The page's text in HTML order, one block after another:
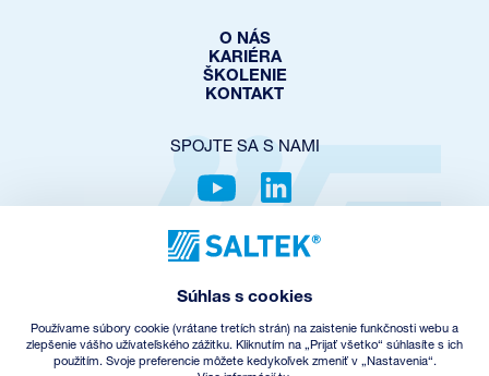
O NÁS
KARIÉRA
ŠKOLENIE
KONTAKT
SPOJTE SA S NAMI
OCHRANA SÚKROMIA
NASTAVENIE COOKIES
SPÄTNÝ ODBER EEZ
Súhlas s cookies
Používame súbory cookie (vrátane tretích strán) na zaistenie funkčnosti webu a
zlepšenie vášho užívateľského zážitku. Kliknutím na „Prijať všetko“ súhlasíte s ich
použitím. Svoje preferencie môžete kedykoľvek zmeniť v „Nastavenia“.